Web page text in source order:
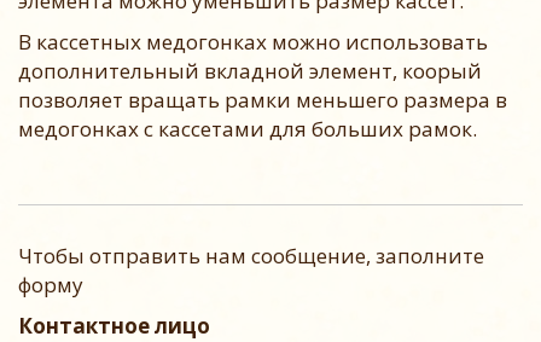
В кассетных медогонках можно использовать
дополнительный вкладной элемент, коорый
позволяет вращать рамки меньшего размера в
медогонках с кассетами для больших рамок.
Чтобы отправить нам сообщение, заполните
форму
Контактное лицо